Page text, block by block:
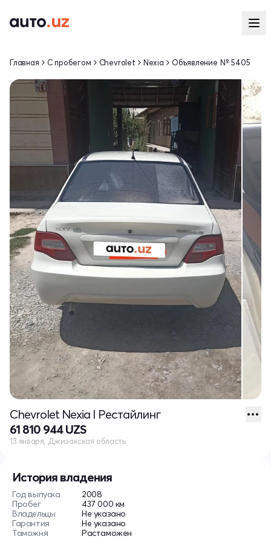
История владения
Год выпуска
2008
Пробег
437 000 км
Владельцы
Не указано
Гарантия
Не указано
Таможня
Растаможен
Главная С пробегом Chevrolet Nexia Объявление № 5405
Chevrolet Nexia I Рестайлинг
61 810 944 UZS
13 января, Джизакская область